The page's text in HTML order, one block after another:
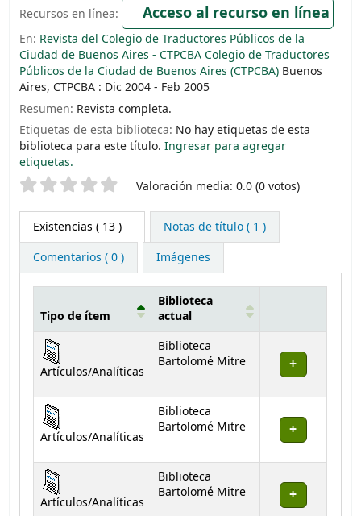
Recursos en línea:
Acceso al recurso en línea
En: Revista del Colegio de Traductores Públicos de la
Ciudad de Buenos Aires - CTPCBA Colegio de Traductores
Públicos de la Ciudad de Buenos Aires (CTPCBA) Buenos
Aires, CTPCBA : Dic 2004 - Feb 2005
Resumen: Revista completa.
Etiquetas de esta biblioteca: No hay etiquetas de esta
biblioteca para este título. Ingresar para agregar
etiquetas.
Valoración Valoración media: 0.0 (0 votos)
Existencias ( 13 )
Notas de título ( 1 )
Comentarios ( 0 )
Imágenes
Existencias
Tipo de ítem
Biblioteca
actual
Artículos/Analíticas
Biblioteca
Bartolomé Mitre
Artículos/Analíticas
Biblioteca
Bartolomé Mitre
Artículos/Analíticas
Biblioteca
Bartolomé Mitre